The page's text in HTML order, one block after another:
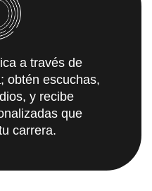
a través de
obtén escuchas,
y recibe
que
carrera.